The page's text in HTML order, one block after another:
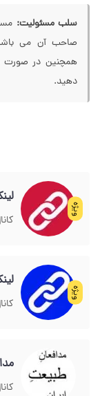
سلب مسئولیت:
صاحب آن می
همچنین در صورت
دهید.
ویژه
ویژه